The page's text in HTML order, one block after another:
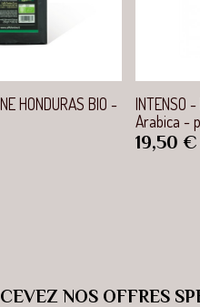
rapide
HONDURAS BIO -
INTENSO
Arabica -
Prix
19,50 €
NOS OFFRES